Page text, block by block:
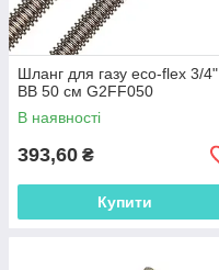
Шланг для газу eco-flex 3/4"
ВВ 50 см G2FF050
В наявності
393,60 ₴
Купити